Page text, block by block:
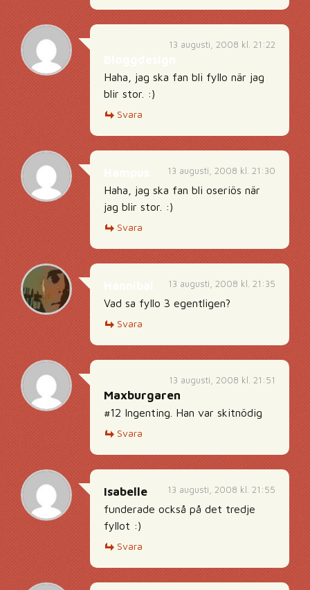
13 augusti, 2008 kl. 21:22
Haha, jag ska fan bli fyllo när jag
blir stor. :)
Svara
13 augusti, 2008 kl. 21:30
Haha, jag ska fan bli oseriös när
jag blir stor. :)
Svara
13 augusti, 2008 kl. 21:35
Vad sa fyllo 3 egentligen?
Svara
13 augusti, 2008 kl. 21:51
Maxburgaren
#12 Ingenting. Han var skitnödig
Svara
13 augusti, 2008 kl. 21:55
Isabelle
funderade också på det tredje
fyllot :)
Svara